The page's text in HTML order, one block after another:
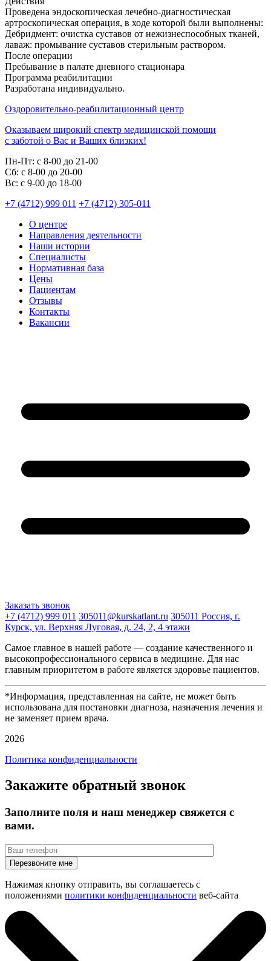
Проведена эндоскопическая лечебно-диагностическая
артроскопическая операция, в ходе которой были выполнены:
Дебридмент: очистка суставов от нежизнеспособных тканей,
лаваж: промывание суставов стерильным раствором.
После операции
Пребывание в палате дневного стационара
Программа реабилитации
Разработана индивидуально.
Оздоровительно-реабилитационный центр
Оказываем широкий спектр медицинской помощи
с заботой о Вас и Ваших близких!
Пн-Пт: с 8-00 до 21-00
Cб: с 8-00 до 20-00
Вс: с 9-00 до 18-00
+7 (4712) 999 011 +7 (4712) 305-011
О центре
Направления деятельности
Наши истории
Специалисты
Нормативная база
Цены
Пациентам
Отзывы
Контакты
Вакансии
Заказать звонок
+7 (4712) 999 011 305011@kurskatlant.ru 305011 Россия, г.
Курск, ул. Верхняя Луговая, д. 24, 2, 4 этажи
Самое главное в нашей работе — создание качественного и
высокопрофессионального сервиса в медицине. Для нас
главным приоритетом в работе является здоровье пациентов.
*Информация, представленная на сайте, не может быть
использована для постановки диагноза, назначения лечения и
не заменяет прием врача.
2026
Политика конфиденциальности
Закажите обратный звонок
Заполните поля и наш менеджер свяжется с
вами.
Нажимая кнопку отправить, вы соглашаетесь с
положениями политики конфиденциальности веб-сайта